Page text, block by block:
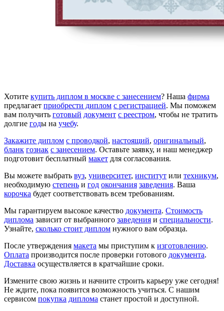
Хотите купить диплом в москве с занесением? Наша фирма
предлагает приобрести диплом с регистрацией. Мы поможем
вам получить готовый документ с реестром, чтобы не тратить
долгие годы на учебу.
Закажите диплом с проводкой, настоящий, оригинальный,
бланк гознак с занесением. Оставьте заявку, и наш менеджер
подготовит бесплатный макет для согласования.
Вы можете выбрать вуз, университет, институт или техникум,
необходимую степень и год окончания заведения. Ваша
корочка будет соответствовать всем требованиям.
Мы гарантируем высокое качество документа. Стоимость
диплома зависит от выбранного заведения и специальности.
Узнайте, сколько стоит диплом нужного вам образца.
После утверждения макета мы приступим к изготовлению.
Оплата производится после проверки готового документа.
Доставка осуществляется в кратчайшие сроки.
Измените свою жизнь и начните строить карьеру уже сегодня!
Не ждите, пока появится возможность учиться. С нашим
сервисом покупка диплома станет простой и доступной.